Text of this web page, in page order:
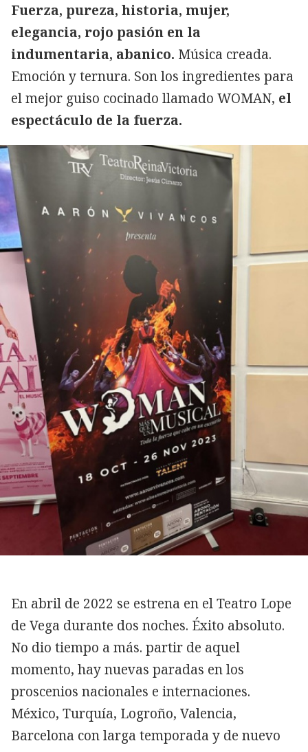
Fuerza, pureza, historia, mujer,
elegancia, rojo pasión en la
indumentaria, abanico. Música creada.
Emoción y ternura. Son los ingredientes para
el mejor guiso cocinado llamado WOMAN, el
espectáculo de la fuerza.
En abril de 2022 se estrena en el Teatro Lope
de Vega durante dos noches. Éxito absoluto.
No dio tiempo a más. partir de aquel
momento, hay nuevas paradas en los
proscenios nacionales e internaciones.
México, Turquía, Logroño, Valencia,
Barcelona con larga temporada y de nuevo